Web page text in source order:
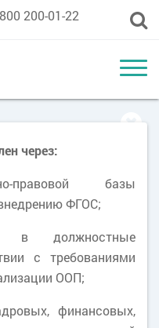
200-01-22
через:
правовой базы
ФГОС;
в должностные
с требованиями
ООП;
финансовых,